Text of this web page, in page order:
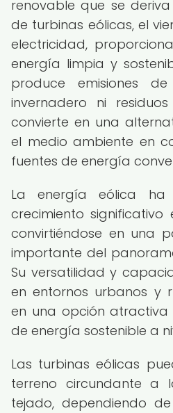
renovable que se
de turbinas eólicas, el
electricidad,
energía limpia y
produce emisiones
invernadero ni
convierte en una
el medio ambiente en
fuentes de energía
La energía eólica ha
crecimiento significativo
convirtiéndose en una
importante del
Su versatilidad y
en entornos urbanos y
en una opción
de energía sostenible a
Las turbinas eólicas
terreno circundante a
tejado, dependiendo